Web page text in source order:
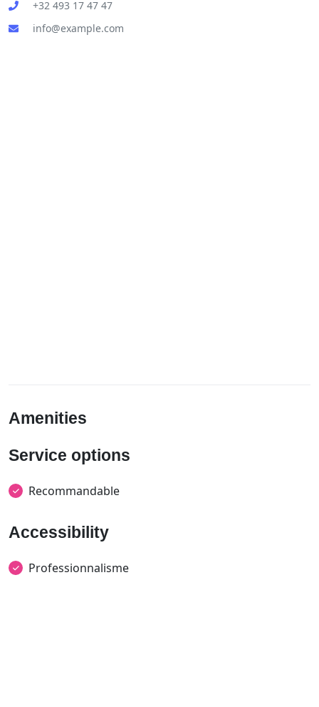
+32 493 17 47 47
info@example.com
Amenities
Service options
Recommandable
Accessibility
Professionnalisme